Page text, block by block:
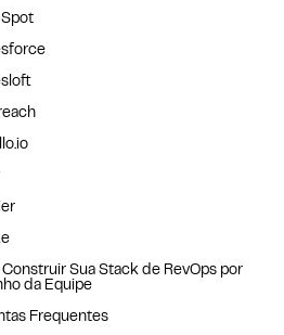
Sua Stack de RevOps por
da Equipe
Frequentes